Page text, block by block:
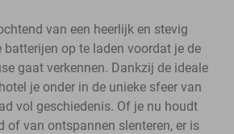
van een heerlijk en stevig
op te laden voordat je de
gaat verkennen. Dankzij de ideale
je onder in de unieke sfeer van
vol geschiedenis. Of je nu houdt
of van ontspannen slenteren, er is